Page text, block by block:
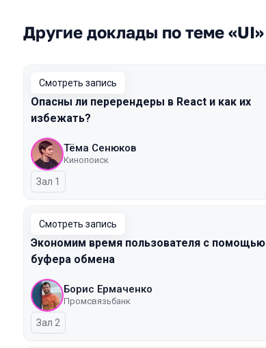
Другие доклады по теме «UI»
Смотреть запись
Опасны ли перерендеры в React и как их
избежать?
Тёма Сенюков
Кинопоиск
Зал 1
Смотреть запись
Экономим время пользователя с помощью
буфера обмена
Борис Ермаченко
Промсвязьбанк
Зал 2